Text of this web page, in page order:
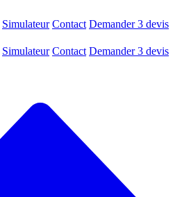
Simulateur Contact Demander 3 devis
Simulateur Contact Demander 3 devis